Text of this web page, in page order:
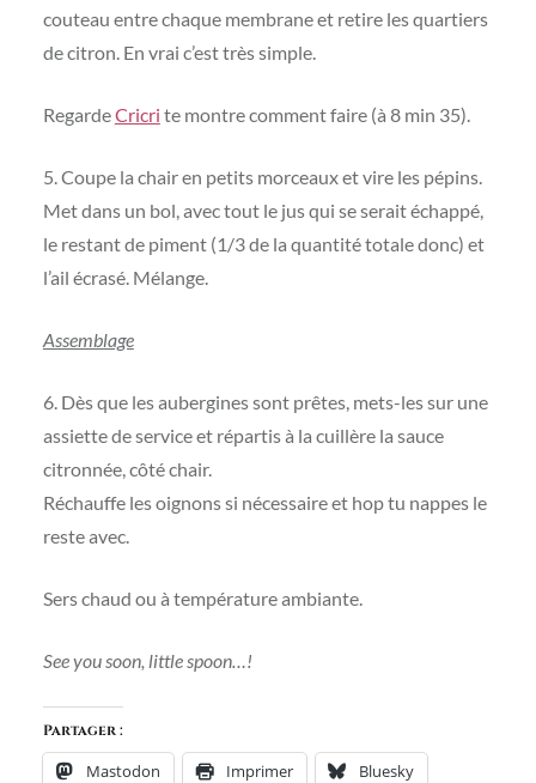
couteau entre chaque membrane et retire les quartiers
de citron. En vrai c’est très simple.
RegardeCricri te montre comment faire (à 8 min 35).
5. Coupe la chair en petits morceaux et vire les pépins.
Met dans un bol, avec tout le jus qui se serait échappé,
le restant de piment (1/3 de la quantité totale donc) et
l’ail écrasé. Mélange.
Assemblage
6. Dès que les aubergines sont prêtes, mets-les sur une
assiette de service et répartis à la cuillère la sauce
citronnée, côté chair.
Réchauffe les oignons si nécessaire et hop tu nappes le
reste avec.
Sers chaud ou à température ambiante.
See you soon, little spoon…!
Partager :
Mastodon Imprimer Bluesky